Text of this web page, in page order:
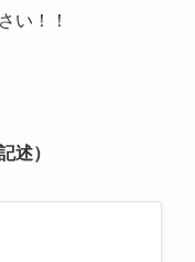
い！！
述）